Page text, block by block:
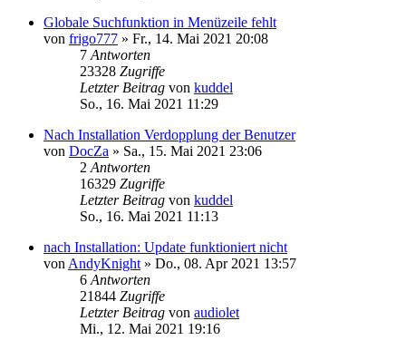
Globale Suchfunktion in Menüzeile fehlt
von frigo777 » Fr., 14. Mai 2021 20:08
7 Antworten
23328 Zugriffe
Letzter Beitrag von kuddel
So., 16. Mai 2021 11:29
Nach Installation Verdopplung der Benutzer
von DocZa » Sa., 15. Mai 2021 23:06
2 Antworten
16329 Zugriffe
Letzter Beitrag von kuddel
So., 16. Mai 2021 11:13
nach Installation: Update funktioniert nicht
von AndyKnight » Do., 08. Apr 2021 13:57
6 Antworten
21844 Zugriffe
Letzter Beitrag von audiolet
Mi., 12. Mai 2021 19:16